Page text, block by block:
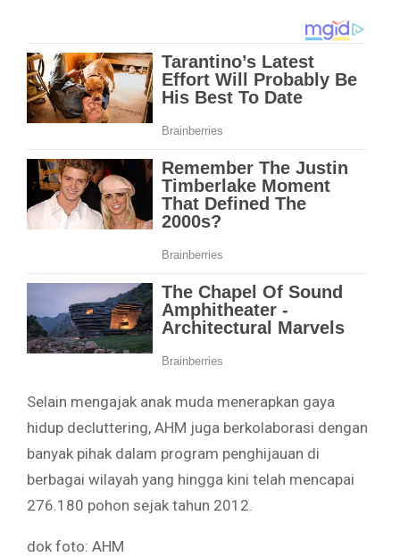
Selain mengajak anak muda menerapkan gaya
hidup decluttering, AHM juga berkolaborasi dengan
banyak pihak dalam program penghijauan di
berbagai wilayah yang hingga kini telah mencapai
276.180 pohon sejak tahun 2012.
dok foto: AHM